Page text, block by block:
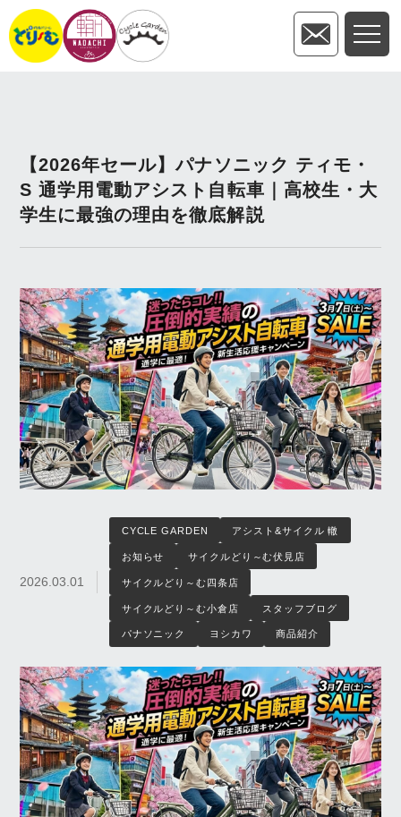
【2026年セール】パナソニック ティモ・
S 通学用電動アシスト自転車｜高校生・大
学生に最強の理由を徹底解説
2026.03.01
CYCLE GARDEN アシスト&サイクル 轍
お知らせ サイクルどり～む伏見店
サイクルどり～む四条店
サイクルどり～む小倉店 スタッフブログ
パナソニック ヨシカワ 商品紹介